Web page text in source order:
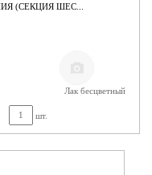
(СЕКЦИЯ ШЕС...
Лак бесцветный
шт.